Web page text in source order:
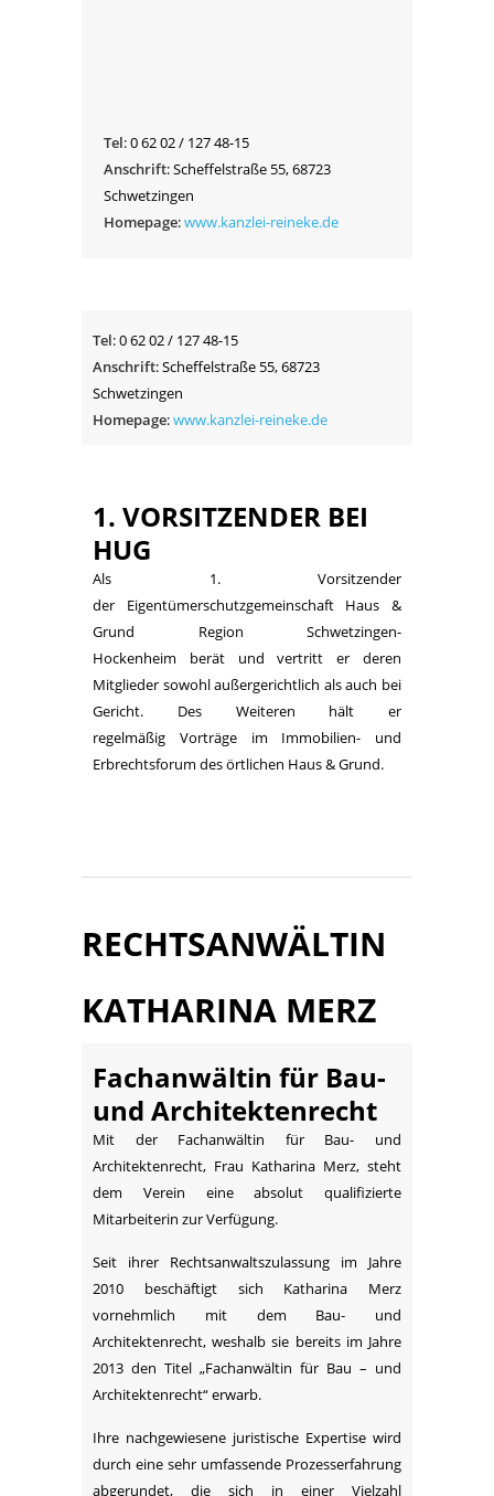
Tel: 0 62 02 / 127 48-15
Anschrift: Scheffelstraße 55, 68723
Schwetzingen
Homepage:www.kanzlei-reineke.de
Tel: 0 62 02 / 127 48-15
Anschrift: Scheffelstraße 55, 68723
Schwetzingen
Homepage:www.kanzlei-reineke.de
1. VORSITZENDER BEI
HUG
Als 1. Vorsitzender
der Eigentümerschutzgemeinschaft Haus &
Grund Region Schwetzingen-
Hockenheim berät und vertritt er deren
Mitglieder sowohl außergerichtlich als auch bei
Gericht. Des Weiteren hält er
regelmäßig Vorträge im Immobilien- und
Erbrechtsforum des örtlichen Haus & Grund.
RECHTSANWÄLTIN
KATHARINA MERZ
Fachanwältin für Bau-
und Architektenrecht
Mit der Fachanwältin für Bau- und
Architektenrecht, Frau Katharina Merz, steht
dem Verein eine absolut qualifizierte
Mitarbeiterin zur Verfügung.
Seit ihrer Rechtsanwaltszulassung im Jahre
2010 beschäftigt sich Katharina Merz
vornehmlich mit dem Bau- und
Architektenrecht, weshalb sie bereits im Jahre
2013 den Titel „Fachanwältin für Bau – und
Architektenrecht“ erwarb.
Ihre nachgewiesene juristische Expertise wird
durch eine sehr umfassende Prozesserfahrung
abgerundet, die sich in einer Vielzahl